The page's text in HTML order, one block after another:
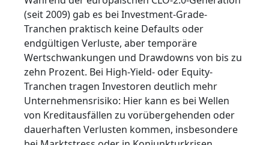
(seit 2009) gab es bei Investment-Grade-
Tranchen praktisch keine Defaults oder
endgültigen Verluste, aber temporäre
Wertschwankungen und Drawdowns von bis zu
zehn Prozent. Bei High-Yield- oder Equity-
Tranchen tragen Investoren deutlich mehr
Unternehmensrisiko: Hier kann es bei Wellen
von Kreditausfällen zu vorübergehenden oder
dauerhaften Verlusten kommen, insbesondere